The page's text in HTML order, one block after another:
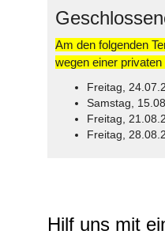
Am den folgenden
wegen einer
Freitag,
Samstag,
Freitag,
Freitag,
Hilf uns mit